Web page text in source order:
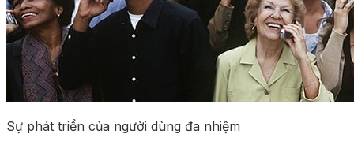
Sự phát triển của người dùng đa nhiệm